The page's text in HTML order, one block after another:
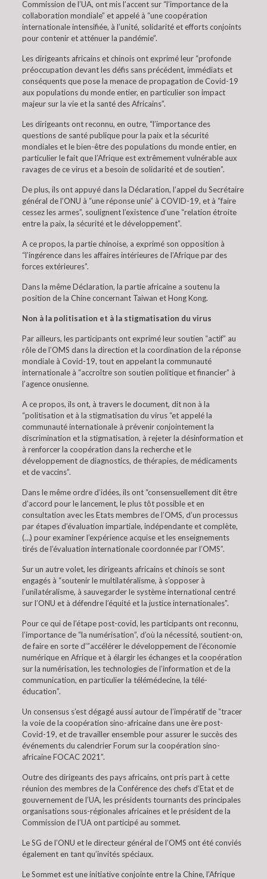
Commission de l’UA, ont mis l’accent sur “l’importance de la
collaboration mondiale” et appelé à “une coopération
internationale intensifiée, à l’unité, solidarité et efforts conjoints
pour contenir et atténuer la pandémie”.
Les dirigeants africains et chinois ont exprimé leur “profonde
préoccupation devant les défis sans précédent, immédiats et
conséquents que pose la menace de propagation de Covid-19
aux populations du monde entier, en particulier son impact
majeur sur la vie et la santé des Africains”.
Les dirigeants ont reconnu, en outre, “l’importance des
questions de santé publique pour la paix et la sécurité
mondiales et le bien-être des populations du monde entier, en
particulier le fait que l’Afrique est extrêmement vulnérable aux
ravages de ce virus et a besoin de solidarité et de soutien”.
De plus, ils ont appuyé dans la Déclaration, l’appel du Secrétaire
général de l’ONU à “une réponse unie” à COVID-19, et à “faire
cessez les armes”, soulignent l’existence d’une “relation étroite
entre la paix, la sécurité et le développement”.
A ce propos, la partie chinoise, a exprimé son opposition à
“l’ingérence dans les affaires intérieures de l’Afrique par des
forces extérieures”.
Dans la même Déclaration, la partie africaine a soutenu la
position de la Chine concernant Taiwan et Hong Kong.
Non à la politisation et à la stigmatisation du virus
Par ailleurs, les participants ont exprimé leur soutien “actif” au
rôle de l’OMS dans la direction et la coordination de la réponse
mondiale à Covid-19, tout en appelant la communauté
internationale à “accroître son soutien politique et financier” à
l’agence onusienne.
A ce propos, ils ont, à travers le document, dit non à la
“politisation et à la stigmatisation du virus “et appelé la
communauté internationale à prévenir conjointement la
discrimination et la stigmatisation, à rejeter la désinformation et
à renforcer la coopération dans la recherche et le
développement de diagnostics, de thérapies, de médicaments
et de vaccins”.
Dans le même ordre d’idées, ils ont “consensuellement dit être
d’accord pour le lancement, le plus tôt possible et en
consultation avec les Etats membres de l’OMS, d’un processus
par étapes d’évaluation impartiale, indépendante et complète,
(…) pour examiner l’expérience acquise et les enseignements
tirés de l’évaluation internationale coordonnée par l’OMS”.
Sur un autre volet, les dirigeants africains et chinois se sont
engagés à “soutenir le multilatéralisme, à s’opposer à
l’unilatéralisme, à sauvegarder le système international centré
sur l’ONU et à défendre l’équité et la justice internationales”.
Pour ce qui de l’étape post-covid, les participants ont reconnu,
l’importance de “la numérisation”, d’où la nécessité, soutient-on,
de faire en sorte d’”accélérer le développement de l’économie
numérique en Afrique et à élargir les échanges et la coopération
sur la numérisation, les technologies de l’information et de la
communication, en particulier la télémédecine, la télé-
éducation”.
Un consensus s’est dégagé aussi autour de l’impératif de “tracer
la voie de la coopération sino-africaine dans une ère post-
Covid-19, et de travailler ensemble pour assurer le succès des
événements du calendrier Forum sur la coopération sino-
africaine FOCAC 2021”.
Outre des dirigeants des pays africains, ont pris part à cette
réunion des membres de la Conférence des chefs d’Etat et de
gouvernement de l’UA, les présidents tournants des principales
organisations sous-régionales africaines et le président de la
Commission de l’UA ont participé au sommet.
Le SG de l’ONU et le directeur général de l’OMS ont été conviés
également en tant qu’invités spéciaux.
Le Sommet est une initiative conjointe entre la Chine, l’Afrique